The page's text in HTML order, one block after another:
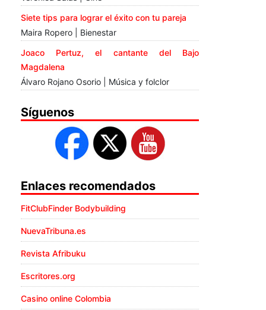
Siete tips para lograr el éxito con tu pareja
Maira Ropero | Bienestar
Joaco Pertuz, el cantante del Bajo
Magdalena
Álvaro Rojano Osorio | Música y folclor
Síguenos
Enlaces recomendados
FitClubFinder Bodybuilding
NuevaTribuna.es
Revista Afribuku
Escritores.org
Casino online Colombia